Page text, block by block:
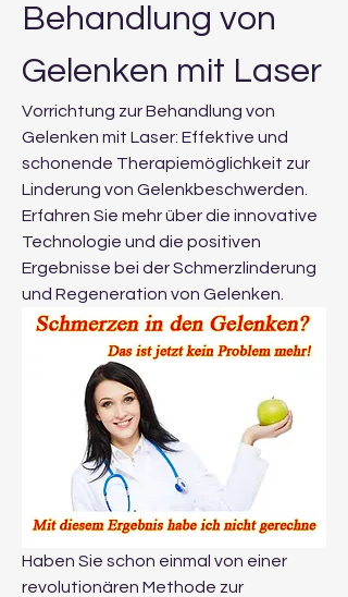
Behandlung von
Gelenken mit Laser
Vorrichtung zur Behandlung von
Gelenken mit Laser: Effektive und
schonende Therapiemöglichkeit zur
Linderung von Gelenkbeschwerden.
Erfahren Sie mehr über die innovative
Technologie und die positiven
Ergebnisse bei der Schmerzlinderung
und Regeneration von Gelenken.
Haben Sie schon einmal von einer
revolutionären Methode zur